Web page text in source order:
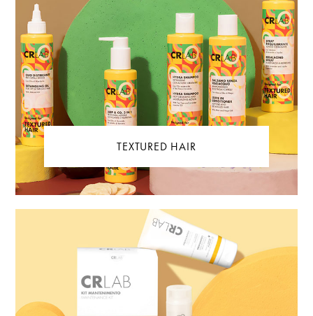
TEXTURED HAIR